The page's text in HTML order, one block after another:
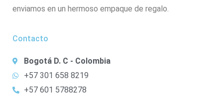
enviamos en un hermoso empaque de regalo.
Contacto
Bogotá D. C - Colombia
+57 301 658 8219
+57 601 5788278